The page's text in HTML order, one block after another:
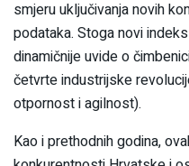
smjeru uključivanja novih
podataka. Stoga novi
dinamičnije uvide o
četvrte industrijske
otpornost i agilnost).
Kao i prethodnih godina,